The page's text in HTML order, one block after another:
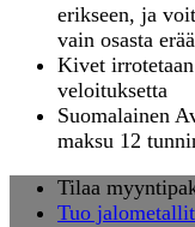
erikseen, ja
vain osasta erää
Kivet
veloituksetta
Suomalainen
maksu 12
Tilaa
Tuo